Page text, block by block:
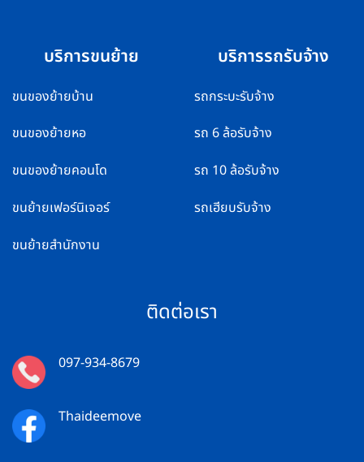
บริการขนย้าย
ขนของย้ายบ้าน
ขนของย้ายหอ
ขนของย้ายคอนโด
ขนย้ายเฟอร์นิเจอร์
ขนย้ายสำนักงาน
บริการรถรับจ้าง
รถกระบะรับจ้าง
รถ 6 ล้อรับจ้าง
รถ 10 ล้อรับจ้าง
รถเฮียบรับจ้าง
ติดต่อเรา
097-934-8679
Thaideemove